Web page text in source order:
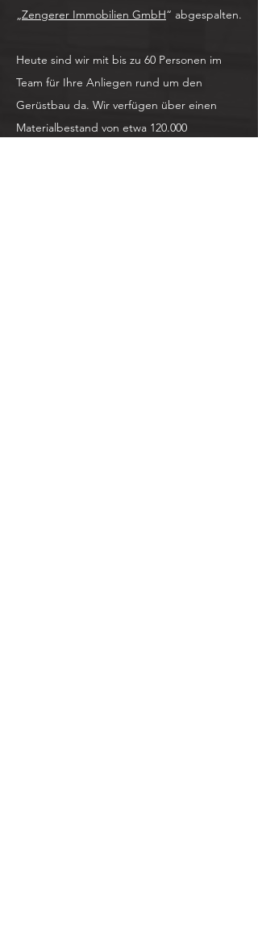
„Zengerer Immobilien GmbH“ abgespalten.
Heute sind wir mit bis zu 60 Personen im
Team für Ihre Anliegen rund um den
Gerüstbau da. Wir verfügen über einen
Materialbestand von etwa 120.000